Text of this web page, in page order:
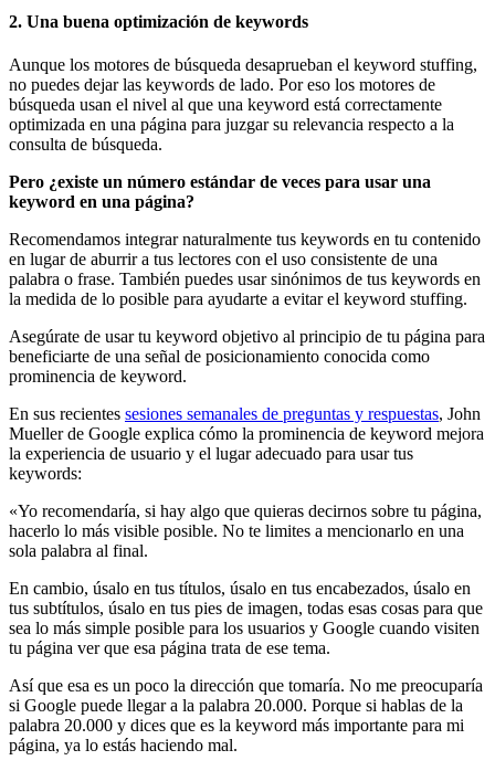
2. Una buena optimización de keywords
Aunque los motores de búsqueda desaprueban el keyword stuffing,
no puedes dejar las keywords de lado. Por eso los motores de
búsqueda usan el nivel al que una keyword está correctamente
optimizada en una página para juzgar su relevancia respecto a la
consulta de búsqueda.
Pero ¿existe un número estándar de veces para usar una
keyword en una página?
Recomendamos integrar naturalmente tus keywords en tu contenido
en lugar de aburrir a tus lectores con el uso consistente de una
palabra o frase. También puedes usar sinónimos de tus keywords en
la medida de lo posible para ayudarte a evitar el keyword stuffing.
Asegúrate de usar tu keyword objetivo al principio de tu página para
beneficiarte de una señal de posicionamiento conocida como
prominencia de keyword.
En sus recientes sesiones semanales de preguntas y respuestas, John
Mueller de Google explica cómo la prominencia de keyword mejora
la experiencia de usuario y el lugar adecuado para usar tus
keywords:
«Yo recomendaría, si hay algo que quieras decirnos sobre tu página,
hacerlo lo más visible posible. No te limites a mencionarlo en una
sola palabra al final.
En cambio, úsalo en tus títulos, úsalo en tus encabezados, úsalo en
tus subtítulos, úsalo en tus pies de imagen, todas esas cosas para que
sea lo más simple posible para los usuarios y Google cuando visiten
tu página ver que esa página trata de ese tema.
Así que esa es un poco la dirección que tomaría. No me preocuparía
si Google puede llegar a la palabra 20.000. Porque si hablas de la
palabra 20.000 y dices que es la keyword más importante para mi
página, ya lo estás haciendo mal.